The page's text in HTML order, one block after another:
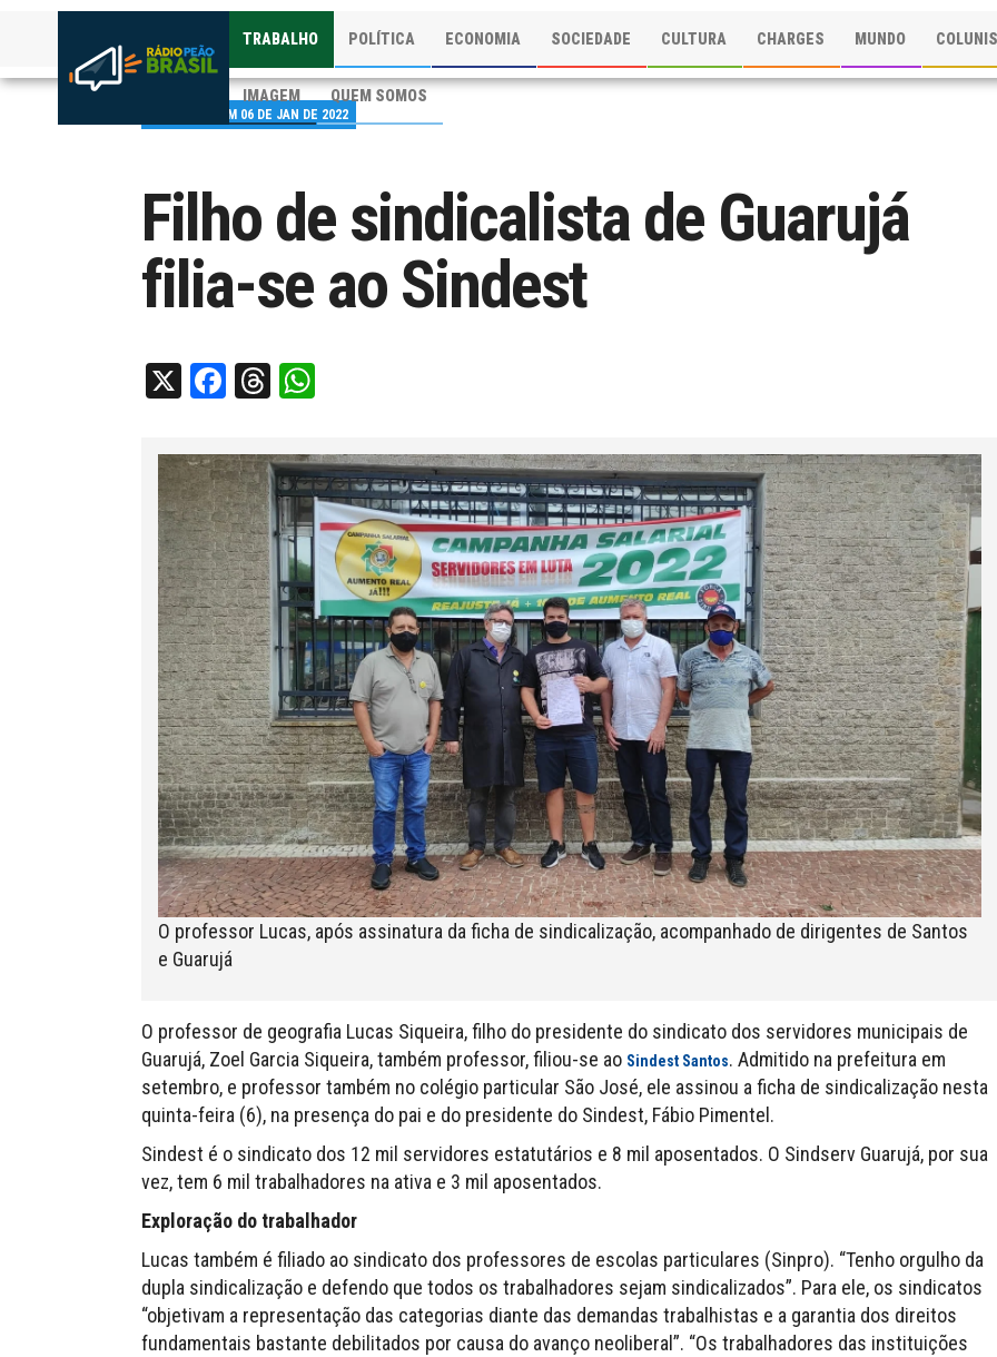
TRABALHO POLÍTICA ECONOMIA SOCIEDADE CULTURA CHARGES MUNDO
IMAGEM QUEM SOMOS
PUBLICADO EM 06 DE JAN DE 2022
Filho de sindicalista de Guarujá
filia-se ao Sindest
X Facebook
Threads
O professor Lucas, após assinatura da ficha de sindicalização, acompanhado de dirigentes de Santos
e Guarujá
O professor de geografia Lucas Siqueira, filho do presidente do sindicato dos servidores municipais de
Guarujá, Zoel Garcia Siqueira, também professor, filiou-se ao Sindest Santos. Admitido na prefeitura em
setembro, e professor também no colégio particular São José, ele assinou a ficha de sindicalização nesta
quinta-feira (6), na presença do pai e do presidente do Sindest, Fábio Pimentel.
Sindest é o sindicato dos 12 mil servidores estatutários e 8 mil aposentados. O Sindserv Guarujá, por sua
vez, tem 6 mil trabalhadores na ativa e 3 mil aposentados.
Exploração do trabalhador
Lucas também é filiado ao sindicato dos professores de escolas particulares (Sinpro). “Tenho orgulho da
dupla sindicalização e defendo que todos os trabalhadores sejam sindicalizados”. Para ele, os sindicatos
“objetivam a representação das categorias diante das demandas trabalhistas e a garantia dos direitos
fundamentais bastante debilitados por causa do avanço neoliberal”. “Os trabalhadores das instituições